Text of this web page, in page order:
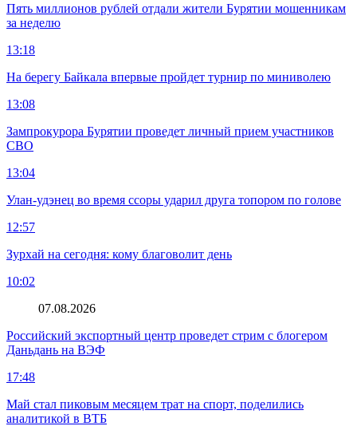
Пять миллионов рублей отдали жители Бурятии мошенникам
за неделю
13:18
На берегу Байкала впервые пройдет турнир по миниволею
13:08
Зампрокурора Бурятии проведет личный прием участников
СВО
13:04
Улан-удэнец во время ссоры ударил друга топором по голове
12:57
Зурхай на сегодня: кому благоволит день
10:02
07.08.2026
Российский экспортный центр проведет стрим с блогером
Даньдань на ВЭФ
17:48
Май стал пиковым месяцем трат на спорт, поделились
аналитикой в ВТБ